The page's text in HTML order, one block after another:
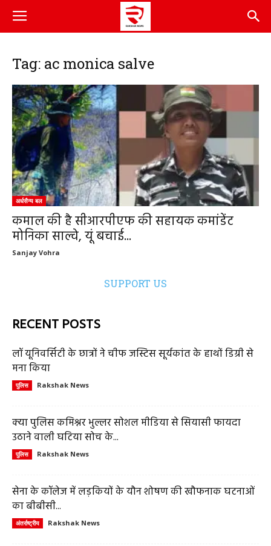
Tag: ac monica salve
अर्धसैन्य बल
कमाल की है सीआरपीएफ की सहायक कमांडेंट
मोनिका साल्वे, यूं बचाई...
Sanjay Vohra
SUPPORT US
RECENT POSTS
लॉ यूनिवर्सिटी के छात्रों ने चीफ जस्टिस सूर्यकांत के हाथों डिग्री से
मना किया
पुलिस Rakshak News
क्या पुलिस कमिश्नर भुल्लर सोशल मीडिया से सियासी फायदा
उठाने वाली घटिया सोच के...
पुलिस Rakshak News
सेना के कॉलेज में लड़कियों के यौन शोषण की खौफनाक घटनाओं
का बीबीसी...
अंतर्राष्ट्रीय Rakshak News